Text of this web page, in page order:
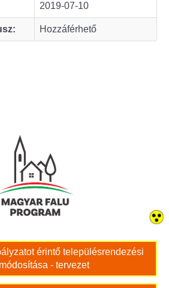
Horgász Egyesület
Íjász Baráti Kör
Társulat Egyesület
2019-07-10
Hozzáférhető
érintő településrendezési
- tervezet